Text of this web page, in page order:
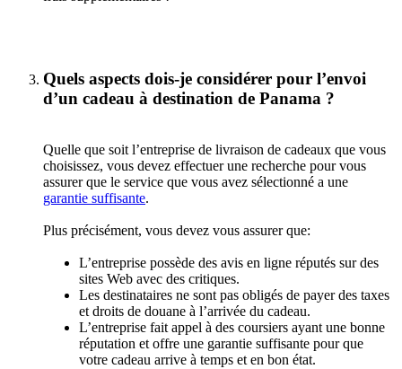
Quels aspects dois-je considérer pour l’envoi
d’un cadeau à destination de Panama ?
Quelle que soit l’entreprise de livraison de cadeaux que vous
choisissez, vous devez effectuer une recherche pour vous
assurer que le service que vous avez sélectionné a une
garantie suffisante.
Plus précisément, vous devez vous assurer que:
L’entreprise possède des avis en ligne réputés sur des
sites Web avec des critiques.
Les destinataires ne sont pas obligés de payer des taxes
et droits de douane à l’arrivée du cadeau.
L’entreprise fait appel à des coursiers ayant une bonne
réputation et offre une garantie suffisante pour que
votre cadeau arrive à temps et en bon état.